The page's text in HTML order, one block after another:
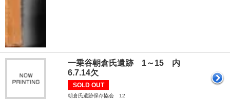
一乗谷朝倉氏遺跡 1～15 内
6.7.14欠
SOLD OUT
朝倉氏遺跡保存協会 12